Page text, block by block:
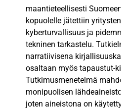
maantieteellisesti Suomeen.
kopuolelle jätettiin yritysten
kyberturvallisuus ja
tekninen tarkastelu.
narratiivisena
osaltaan myös tapaustut-
Tutkimusmenetelmä
monipuolisen
joten aineistona on käytetty